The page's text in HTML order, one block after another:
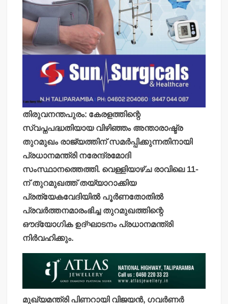
തിരുവനന്തപുരം: കേരളത്തിന്റെ
സ്വപ്നപദ്ധതിയായ വിഴിഞ്ഞം അന്താരാഷ്ട്ര
തുറമുഖം രാജ്യത്തിന് സമര്‍പ്പിക്കുന്നതിനായി
പ്രധാനമന്ത്രി നരേന്ദ്രമോദി
സംസ്ഥാനത്തെത്തി. വെള്ളിയാഴ്ച രാവിലെ 11-
ന് തുറമുഖത്ത് തയ്യാറാക്കിയ
പ്രത്യേകവേദിയില്‍ പൂര്‍ണതോതില്‍
പ്രവര്‍ത്തനമാരംഭിച്ച തുറമുഖത്തിന്റെ
ഔദ്യോഗിക ഉദ്ഘാടനം പ്രധാനമന്ത്രി
നിര്‍വഹിക്കും.
മുഖ്യമന്ത്രി പിണറായി വിജയന്‍, ഗവര്‍ണര്‍